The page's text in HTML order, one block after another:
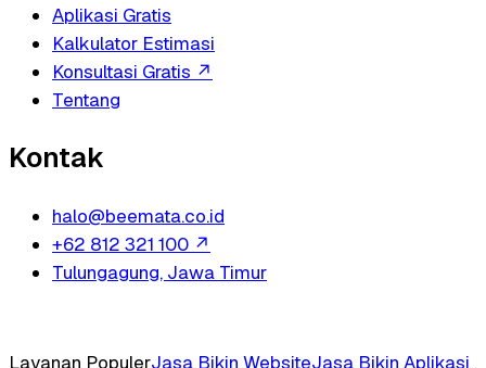
Aplikasi Gratis
Kalkulator Estimasi
Konsultasi Gratis ↗
Tentang
Kontak
halo@beemata.co.id
+62 812 321 100 ↗
Tulungagung, Jawa Timur
Layanan PopulerJasa Bikin WebsiteJasa Bikin Aplikasi